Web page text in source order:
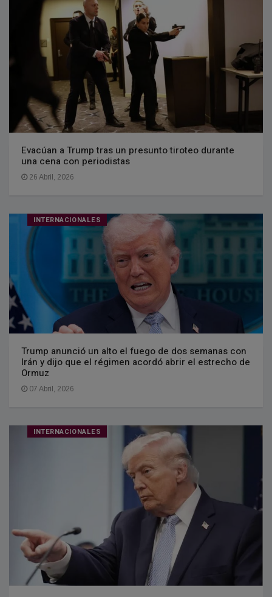
Evacúan a Trump tras un presunto tiroteo durante
una cena con periodistas
26 Abril, 2026
INTERNACIONALES
Trump anunció un alto el fuego de dos semanas con
Irán y dijo que el régimen acordó abrir el estrecho de
Ormuz
07 Abril, 2026
INTERNACIONALES